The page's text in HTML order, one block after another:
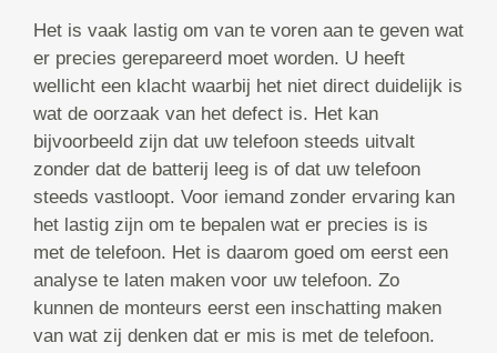
Het is vaak lastig om van te voren aan te geven wat
er precies gerepareerd moet worden. U heeft
wellicht een klacht waarbij het niet direct duidelijk is
wat de oorzaak van het defect is. Het kan
bijvoorbeeld zijn dat uw telefoon steeds uitvalt
zonder dat de batterij leeg is of dat uw telefoon
steeds vastloopt. Voor iemand zonder ervaring kan
het lastig zijn om te bepalen wat er precies is is
met de telefoon. Het is daarom goed om eerst een
analyse te laten maken voor uw telefoon. Zo
kunnen de monteurs eerst een inschatting maken
van wat zij denken dat er mis is met de telefoon.